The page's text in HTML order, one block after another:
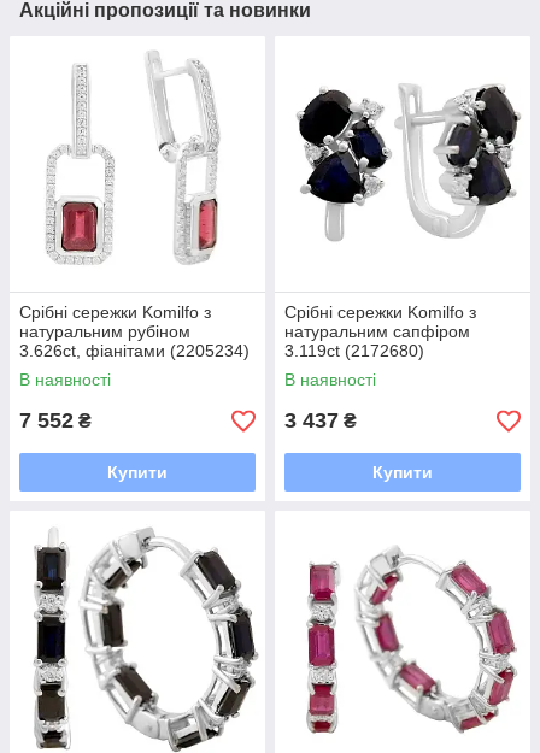
Акційні пропозиції та новинки
Срібні сережки Komilfo з
натуральним рубіном
3.626ct, фіанітами (2205234)
В наявності
7 552 ₴
Купити
Срібні сережки Komilfo з
натуральним сапфіром
3.119ct (2172680)
В наявності
3 437 ₴
Купити